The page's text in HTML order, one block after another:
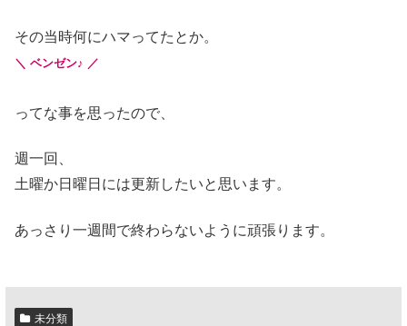
その当時何にハマってたとか。
＼ ベンゼン♪ ／
ってな事を思ったので、
週一回、
土曜か日曜日には更新したいと思います。
あっさり一週間で終わらないように頑張ります。
未分類